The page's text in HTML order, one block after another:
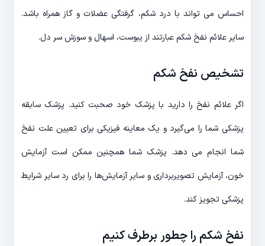
احساس می تواند با درد شکم، گرفتگی عضلات و گاز همراه باشد.
سایر علائم نفخ شکم عبارتند از یبوست، اسهال و سوزش سر دل.
تشخیص نفخ شکم
اگر علائم نفخ را دارید با پزشک خود صحبت کنید. پزشک سابقه
پزشکی شما را می‌گیرد و یک معاینه فیزیکی برای تعیین علت نفخ
شما انجام می دهد. پزشک شما همچنین ممکن است آزمایش
خون، آزمایش تصویربرداری و سایر آزمایش‌ها را برای رد سایر شرایط
پزشکی تجویز کند.
نفخ شکم را چطور برطرف کنیم